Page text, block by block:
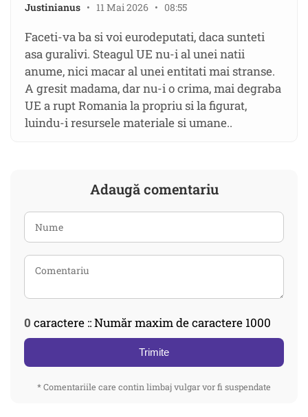
Justinianus • 11 Mai 2026 • 08:55
Faceti-va ba si voi eurodeputati, daca sunteti
asa guralivi. Steagul UE nu-i al unei natii
anume, nici macar al unei entitati mai stranse.
A gresit madama, dar nu-i o crima, mai degraba
UE a rupt Romania la propriu si la figurat,
luindu-i resursele materiale si umane..
Adaugă comentariu
0 caractere :: Număr maxim de caractere 1000
Trimite
* Comentariile care contin limbaj vulgar vor fi suspendate